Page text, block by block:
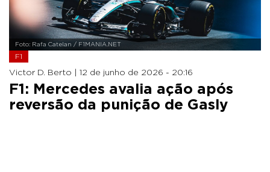
Foto: Rafa Catelan / F1MANIA.NET
F1
Victor D. Berto | 12 de junho de 2026 - 20:16
F1: Mercedes avalia ação após
reversão da punição de Gasly